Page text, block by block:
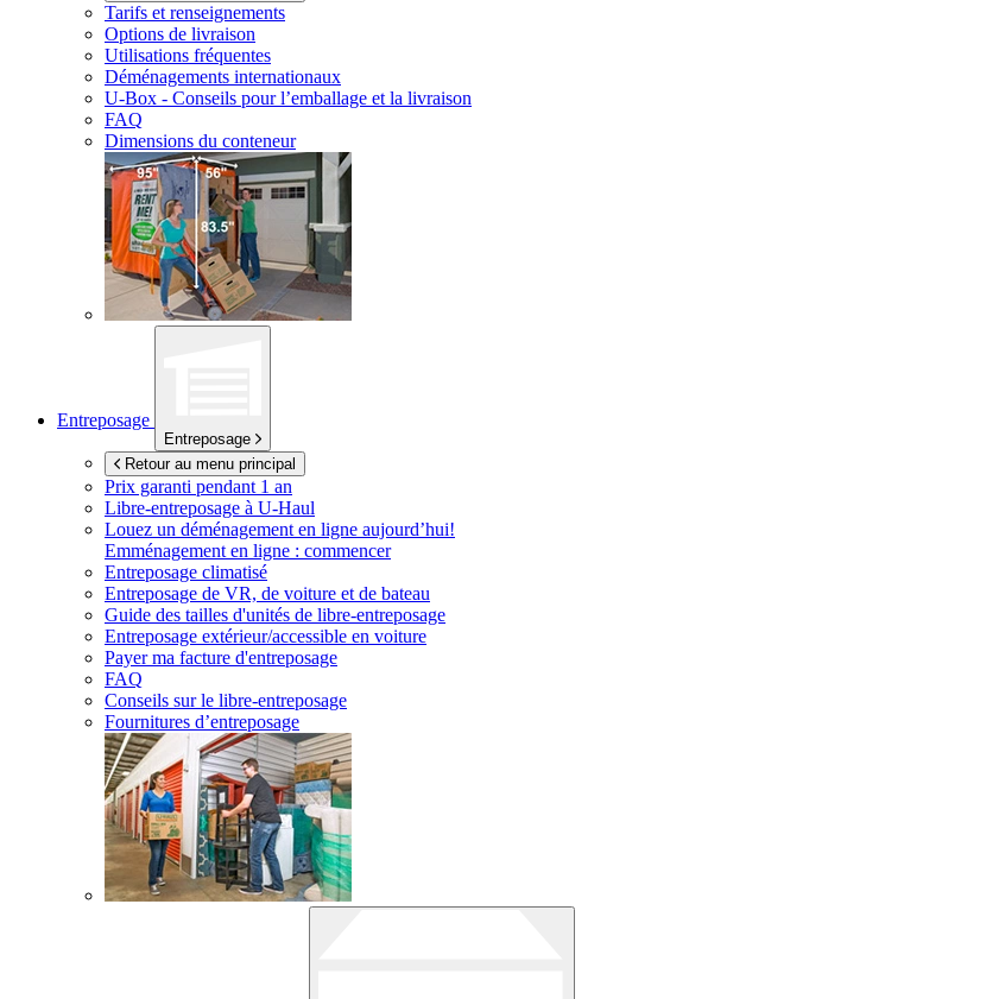
Tarifs et renseignements
Options de livraison
Utilisations fréquentes
Déménagements internationaux
U-Box - Conseils pour l’emballage et la livraison
FAQ
Dimensions du conteneur
Entreposage
Entreposage
Retour au menu principal
Prix garanti pendant 1 an
Libre-entreposage à U-Haul
Louez un déménagement en ligne aujourd’hui!
Emménagement en ligne : commencer
Entreposage climatisé
Entreposage de VR, de voiture et de bateau
Guide des tailles d'unités de libre-entreposage
Entreposage extérieur/accessible en voiture
Payer ma facture d'entreposage
FAQ
Conseils sur le libre-entreposage
Fournitures d’entreposage